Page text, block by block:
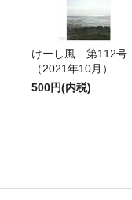
けーし風 第112号
（2021年10月）
500円(内税)